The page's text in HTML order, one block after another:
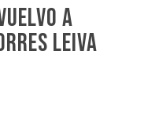
a
Leiva